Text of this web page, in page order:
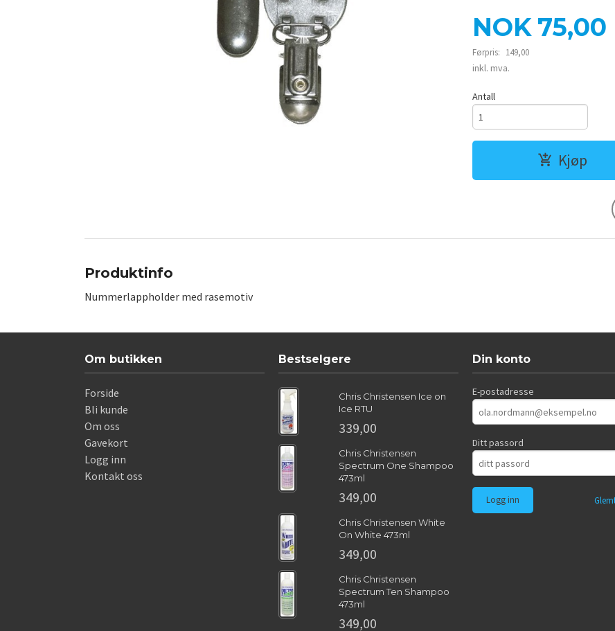
Tilbud
NOK 75,00
Førpris: 149,00
Rabatt
inkl. mva.
Antall
Kjøp
Produktinfo
Nummerlappholder med rasemotiv
Om butikken
Forside
Bli kunde
Om oss
Gavekort
Logg inn
Kontakt oss
Bestselgere
Chris Christensen Ice on
Ice RTU
339,00
Chris Christensen
Spectrum One Shampoo
473ml
349,00
Chris Christensen White
On White 473ml
349,00
Chris Christensen
Spectrum Ten Shampoo
473ml
349,00
Din konto
E-postadresse
Ditt passord